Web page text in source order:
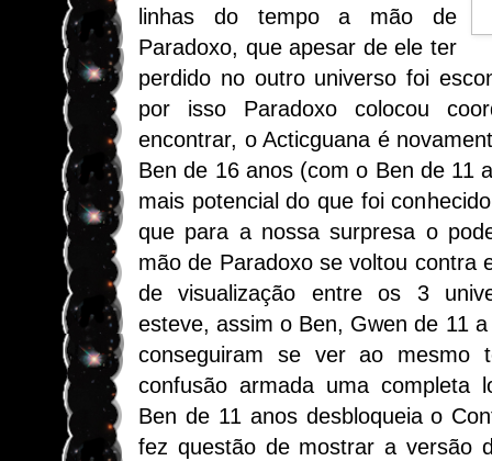
linhas do tempo a mão de
Paradoxo, que apesar de ele ter
perdido no outro universo foi
por isso Paradoxo colocou
encontrar, o Acticguana é
Ben de 16 anos (com o Ben de 11
mais potencial do que foi
que para a nossa surpresa o
mão de Paradoxo se voltou contra
de visualização entre os 3
esteve, assim o Ben, Gwen de 11
conseguiram se ver ao mesmo
confusão armada uma completa
Ben de 11 anos desbloqueia o
fez questão de mostrar a versão